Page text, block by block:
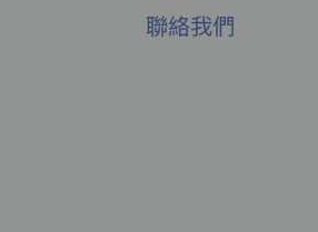
聯絡我們